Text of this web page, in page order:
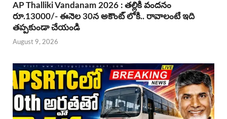
AP Thalliki Vandanam 2026 : తల్లికి వందనం
రూ.13000/- ఈనెల 30న అకౌంట్ లోకి.. రావాలంటే ఇది
తప్పకుండా చేయండి
August 9, 2026